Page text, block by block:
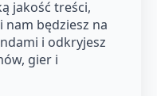
jakość treści,
będziesz na
i odkryjesz
gier i